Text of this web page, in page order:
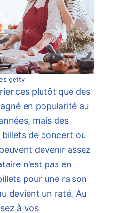
getty
plutôt que des
en popularité au
mais des
billets de concert ou
devenir assez
n’est pas en
pour une raison
devient un raté. Au
à vos